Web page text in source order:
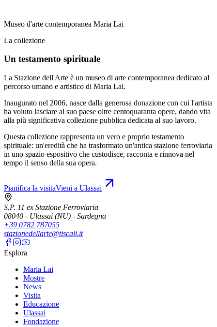
Museo d'arte contemporanea Maria Lai
La collezione
Un testamento spirituale
La Stazione dell'Arte è un museo di arte contemporanea dedicato al
percorso umano e artistico di Maria Lai.
Inaugurato nel 2006, nasce dalla generosa donazione con cui l'artista
ha voluto lasciare al suo paese oltre centoquaranta opere, dando vita
alla più significativa collezione pubblica dedicata al suo lavoro.
Questa collezione rappresenta un vero e proprio testamento
spirituale: un'eredità che ha trasformato un'antica stazione ferroviaria
in uno spazio espositivo che custodisce, racconta e rinnova nel
tempo il senso della sua opera.
Pianifica la visitaVieni a Ulassai
S.P. 11 ex Stazione Ferroviaria
08040 - Ulassai (NU) - Sardegna
+39 0782 787055
stazionedellarte@tiscali.it
Esplora
Maria Lai
Mostre
News
Visita
Educazione
Ulassai
Fondazione